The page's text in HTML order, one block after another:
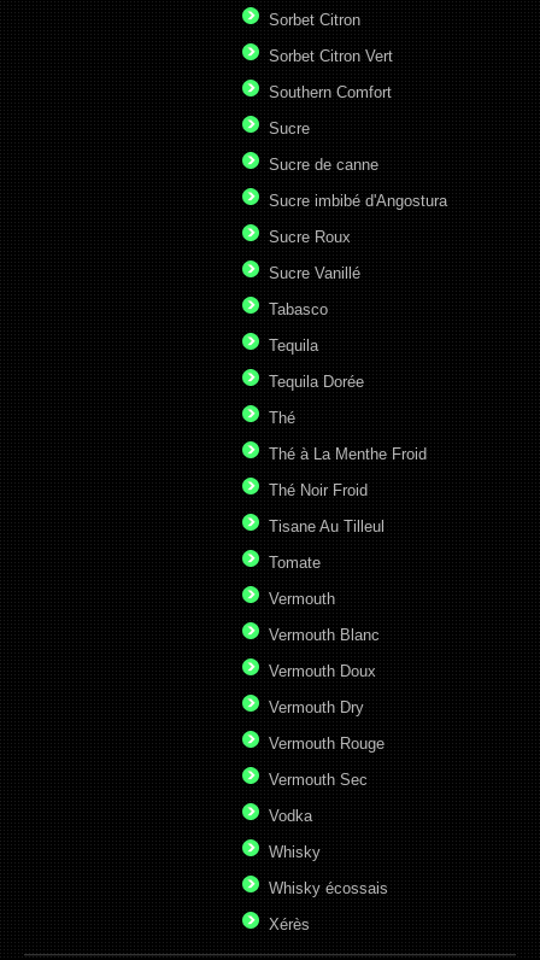
Sorbet Citron
Sorbet Citron Vert
Southern Comfort
Sucre
Sucre de canne
Sucre imbibé d'Angostura
Sucre Roux
Sucre Vanillé
Tabasco
Tequila
Tequila Dorée
Thé
Thé à La Menthe Froid
Thé Noir Froid
Tisane Au Tilleul
Tomate
Vermouth
Vermouth Blanc
Vermouth Doux
Vermouth Dry
Vermouth Rouge
Vermouth Sec
Vodka
Whisky
Whisky écossais
Xérès